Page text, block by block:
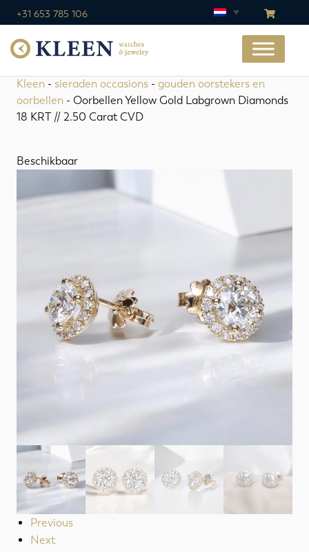
+31 653 785 106
Kleen - sieraden occasions - gouden oorstekers en
oorbellen - Oorbellen Yellow Gold Labgrown Diamonds
18 KRT // 2.50 Carat CVD
Beschikbaar
Previous
Next